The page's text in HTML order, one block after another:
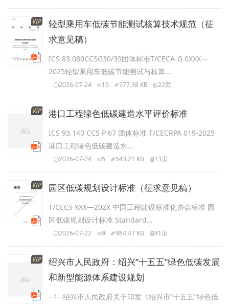
VIP
轻型乘用车低碳节能测试核算技术规范（征
求意见稿）
ICS 83.080CCSG30/39团体标准T/CECA-G 0XXX—
2025轻型乘用车低碳节能测试与核算...
2026-07-24 10 577.38 KB 22页
VIP 港口工程绿色低碳建造水平评价标准
ICS 93.140 CCS P 67 团体标准 T/CECRPA 019-2025
港口工程绿色低碳建造水...
2026-07-24 5 543.21 KB 13页
VIP 园区低碳规划设计标准（征求意见稿）
T/CECS XXX—202X 中国工程建设标准化协会标准 园
区低碳规划设计标准 Standard...
2026-07-22 9 984.47 KB 41页
VIP
绍兴市人民政府：绍兴“十五五”绿色低碳发展
和新型能源体系建设规划
─1─绍兴市人民政府关于印发《绍兴市“十五五”绿色低